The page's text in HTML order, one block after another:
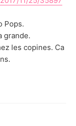
Pops.
grande.
les copines. Ca